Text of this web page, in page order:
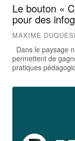
Le bouton «
pour des
MAXIME
Dans le paysage
permettent de
pratiques